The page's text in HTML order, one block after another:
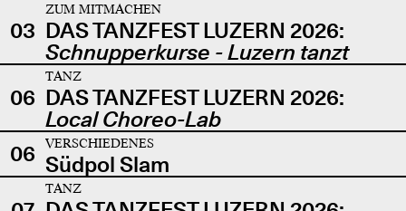
03
ZUM MITMACHEN
DAS TANZFEST LUZERN 2026:
Schnupperkurse - Luzern tanzt
06
TANZ
DAS TANZFEST LUZERN 2026:
Local Choreo-Lab
06
VERSCHIEDENES
Südpol Slam
TANZ